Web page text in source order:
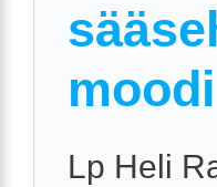
Lp Heli